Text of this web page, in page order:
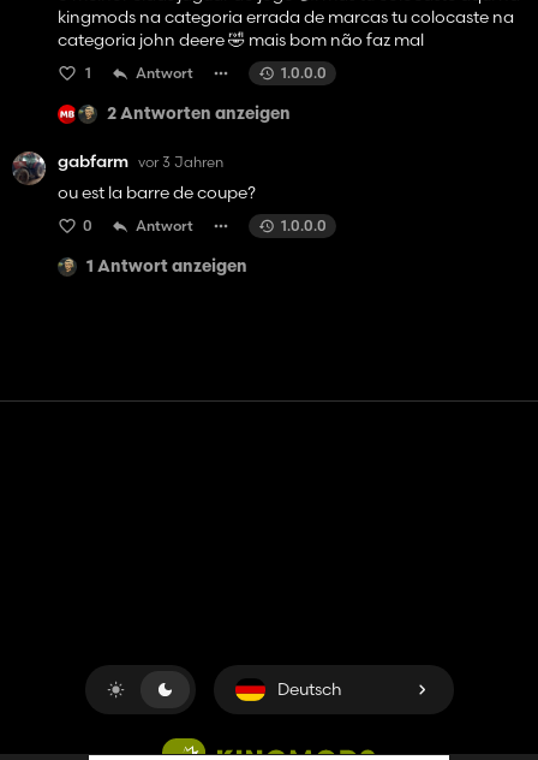
kingmods na categoria errada de marcas tu colocaste na
categoria john deere 🤣 mais bom não faz mal
1 Antwort 1.0.0.0
2 Antworten anzeigen
gabfarm vor 3 Jahren
ou est la barre de coupe?
0 Antwort 1.0.0.0
1 Antwort anzeigen
Deutsch